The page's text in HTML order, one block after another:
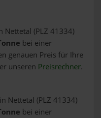
Nettetal (PLZ 41334)
bei einer
genauen Preis für Ihre
unseren Preisrechner.
Nettetal (PLZ 41334)
bei einer